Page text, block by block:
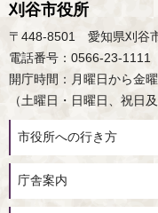
刈谷市役所
〒448-8501 愛知県刈谷
電話番号：0566-23-1111
開庁時間：月曜日から金
（土曜日・日曜日、祝日
市役所への行き方
庁舎案内